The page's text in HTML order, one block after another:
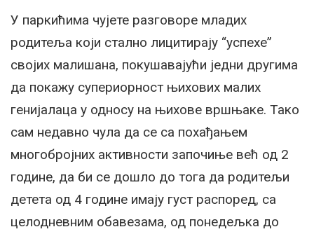
У паркићима чујете разговоре младих
родитеља који стално лицитирају “успехе”
својих малишана, покушавајући једни другима
да покажу супериорност њихових малих
генијалаца у односу на њихове вршњаке. Тако
сам недавно чула да се са похађањем
многобројних активности започиње већ од 2
године, да би се дошло до тога да родитељи
детета од 4 године имају густ распоред, са
целодневним обавезама, од понедељка до